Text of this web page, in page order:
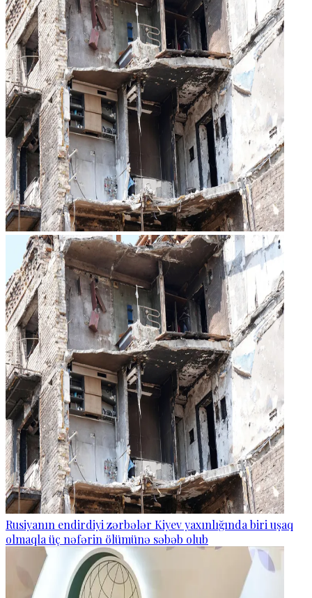
Rusiyanın endirdiyi zərbələr Kiyev yaxınlığında biri uşaq
olmaqla üç nəfərin ölümünə səbəb olub